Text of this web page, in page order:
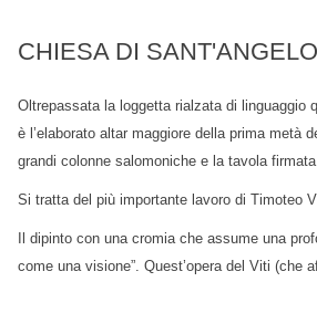
CHIESA DI
Oltrepassata la loggetta rialzata di linguaggio
è l’elaborato altar maggiore della prima metà
grandi colonne salomoniche e la tavola
Si tratta del più importante lavoro di Timoteo
Il dipinto con una cromia che assume una
come una visione”. Quest’opera del Viti (che